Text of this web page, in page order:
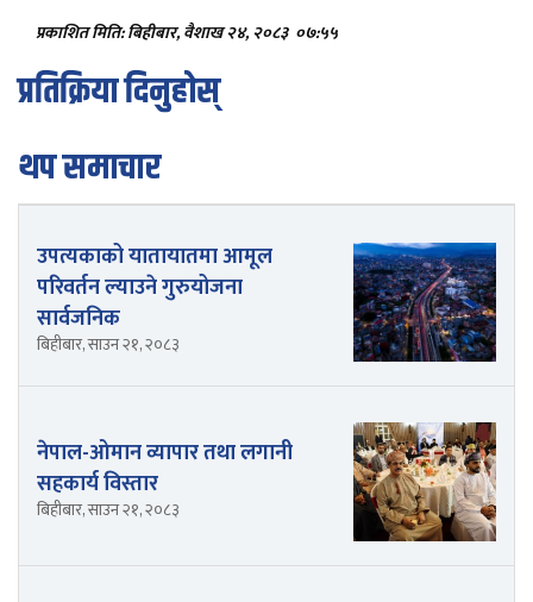
प्रकाशित मिति: बिहीबार, वैशाख २४, २०८३ ०७:५५
प्रतिक्रिया दिनुहोस्
थप समाचार
उपत्यकाको यातायातमा आमूल
परिवर्तन ल्याउने गुरुयोजना
सार्वजनिक
बिहीबार, साउन २१, २०८३
नेपाल-ओमान व्यापार तथा लगानी
सहकार्य विस्तार
बिहीबार, साउन २१, २०८३